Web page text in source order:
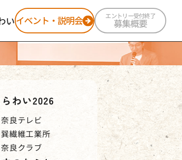
いイベント・説明会 エントリー受付終了
募集概要
わい2026
奈良テレビ
巽繊維工業所
奈良クラブ